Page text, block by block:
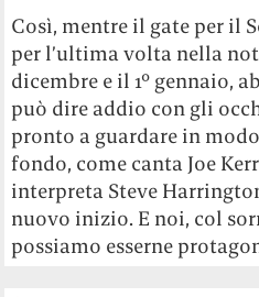
Così, mentre il gate per il
per l’ultima volta nella
dicembre e il 1° gennaio,
può dire addio con gli
pronto a guardare in
fondo, come canta Joe
interpreta Steve
nuovo inizio. E noi, col
possiamo esserne